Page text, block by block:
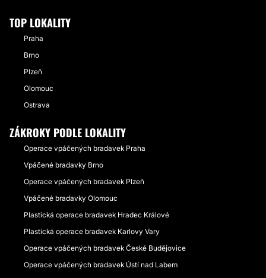
TOP LOKALITY
Praha
Brno
Plzeň
Olomouc
Ostrava
ZÁKROKY PODLE LOKALITY
Operace vpáčených bradavek Praha
Vpáčené bradavky Brno
Operace vpáčených bradavek Plzeň
Vpáčené bradavky Olomouc
Plastická operace bradavek Hradec Králové
Plastická operace bradavek Karlovy Vary
Operace vpáčených bradavek České Budějovice
Operace vpáčených bradavek Ústí nad Labem